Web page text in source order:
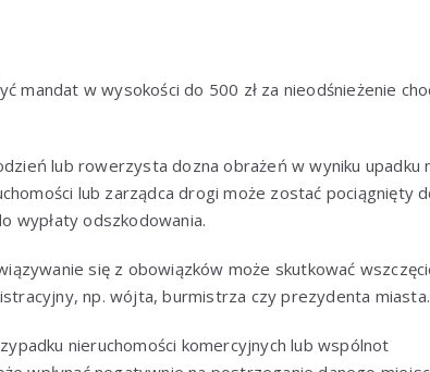
mandat w wysokości do 500 zł za nieodśnieżenie
lub rowerzysta dozna obrażeń w wyniku upadku
lub zarządca drogi może zostać pociągnięty
wypłaty odszkodowania.
się z obowiązków może skutkować
np. wójta, burmistrza czy prezydenta miasta.
nieruchomości komercyjnych lub wspólnot